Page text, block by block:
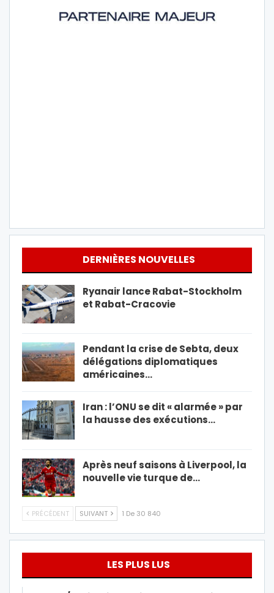
DERNIÈRES NOUVELLES
Ryanair lance Rabat-Stockholm
et Rabat-Cracovie
Pendant la crise de Sebta, deux
délégations diplomatiques
américaines…
Iran : l’ONU se dit « alarmée » par
la hausse des exécutions…
Après neuf saisons à Liverpool, la
nouvelle vie turque de…
PRÉCÉDENT SUIVANT 1 De 30 840
LES PLUS LUS